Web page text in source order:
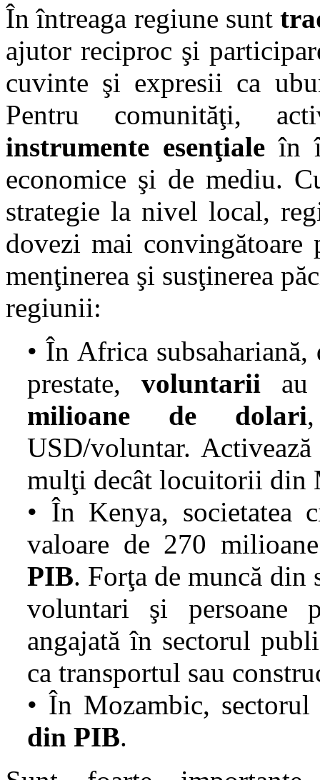
În întreaga regiune sunt
ajutor reciproc şi
cuvinte şi expresii ca
Pentru comunităţi,
instrumente esenţiale în
economice şi de mediu.
strategie la nivel local,
dovezi mai
menţinerea şi susţinerea
regiunii:
• În Africa
prestate,voluntarii au
milioane de dolari
USD/voluntar.
mulţi decât locuitorii din
• În Kenya, societatea
valoare de 270
PIB. Forţa de muncă
voluntari şi persoane
angajată în sectorul
ca transportul sau
• În Mozambic,
din PIB.